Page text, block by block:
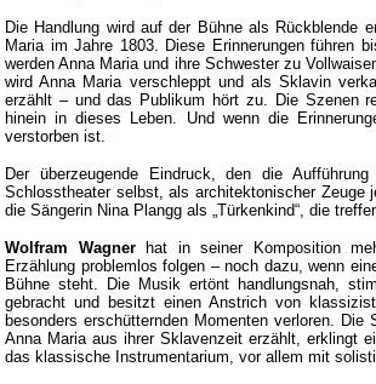
Die Handlung wird auf der Bühne als Rückblende
Maria im Jahre 1803. Diese Erinnerungen führen
werden Anna Maria und ihre Schwester zu
wird Anna Maria verschleppt und als Sklavin
erzählt – und das Publikum hört zu. Die Szenen
hinein in dieses Leben. Und wenn die
verstorben ist.
Der überzeugende Eindruck, den die
Schlosstheater selbst, als architektonischer Zeuge
die Sängerin Nina Plangg als „Türkenkind“, die
Wolfram Wagnerhat in seiner Komposition
Erzählung problemlos folgen – noch dazu, wenn
Bühne steht. Die Musik ertönt handlungsnah,
gebracht und besitzt einen Anstrich von
besonders erschütternden Momenten verloren.
Anna Maria aus ihrer Sklavenzeit erzählt, erklingt
das klassische Instrumentarium, vor allem mit